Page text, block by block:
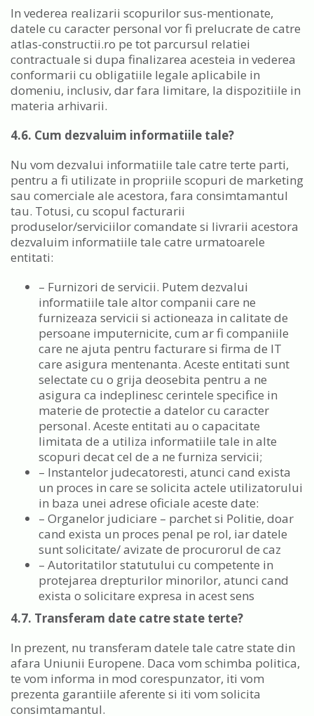
In vederea realizarii scopurilor sus-mentionate,
datele cu caracter personal vor fi prelucrate de catre
atlas-constructii.ro pe tot parcursul relatiei
contractuale si dupa finalizarea acesteia in vederea
conformarii cu obligatiile legale aplicabile in
domeniu, inclusiv, dar fara limitare, la dispozitiile in
materia arhivarii.
4.6. Cum dezvaluim informatiile tale?
Nu vom dezvalui informatiile tale catre terte parti,
pentru a fi utilizate in propriile scopuri de marketing
sau comerciale ale acestora, fara consimtamantul
tau. Totusi, cu scopul facturarii
produselor/serviciilor comandate si livrarii acestora
dezvaluim informatiile tale catre urmatoarele
entitati:
– Furnizori de servicii. Putem dezvalui
informatiile tale altor companii care ne
furnizeaza servicii si actioneaza in calitate de
persoane imputernicite, cum ar fi companiile
care ne ajuta pentru facturare si firma de IT
care asigura mentenanta. Aceste entitati sunt
selectate cu o grija deosebita pentru a ne
asigura ca indeplinesc cerintele specifice in
materie de protectie a datelor cu caracter
personal. Aceste entitati au o capacitate
limitata de a utiliza informatiile tale in alte
scopuri decat cel de a ne furniza servicii;
– Instantelor judecatoresti, atunci cand exista
un proces in care se solicita actele utilizatorului
in baza unei adrese oficiale aceste date:
– Organelor judiciare – parchet si Politie, doar
cand exista un proces penal pe rol, iar datele
sunt solicitate/ avizate de procurorul de caz
– Autoritatilor statutului cu competente in
protejarea drepturilor minorilor, atunci cand
exista o solicitare expresa in acest sens
4.7. Transferam date catre state terte?
In prezent, nu transferam datele tale catre state din
afara Uniunii Europene. Daca vom schimba politica,
te vom informa in mod corespunzator, iti vom
prezenta garantiile aferente si iti vom solicita
consimtamantul.